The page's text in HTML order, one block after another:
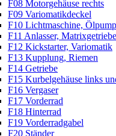
F08 Motorgehäuse rechts
F09 Variomatikdeckel
F10 Lichtmaschine,
F11 Anlasser, Matrixgetriebe
F12 Kickstarter, Variomatik
F13 Kupplung, Riemen
F14 Getriebe
F15 Kurbelgehäuse links
F16 Vergaser
F17 Vorderrad
F18 Hinterrad
F19 Vorderradgabel
F20 Ständer